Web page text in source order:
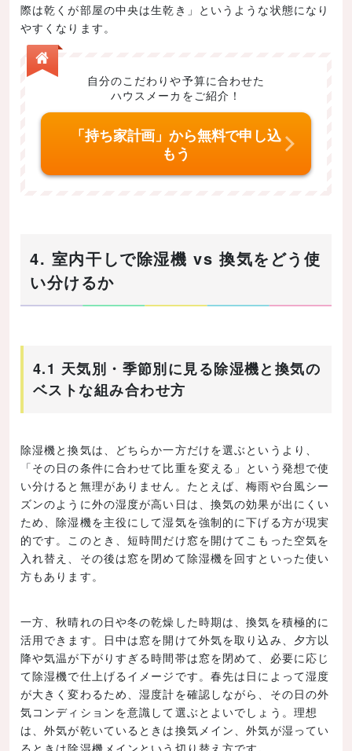
際は乾くが部屋の中央は生乾き」というような状態になり
やすくなります。
自分のこだわりや予算に合わせた
ハウスメーカをご紹介！
「持ち家計画」から無料で申し込
もう
4. 室内干しで除湿機 vs 換気をどう使
い分けるか
4.1 天気別・季節別に見る除湿機と換気の
ベストな組み合わせ方
除湿機と換気は、どちらか一方だけを選ぶというより、
「その日の条件に合わせて比重を変える」という発想で使
い分けると無理がありません。たとえば、梅雨や台風シー
ズンのように外の湿度が高い日は、換気の効果が出にくい
ため、除湿機を主役にして湿気を強制的に下げる方が現実
的です。このとき、短時間だけ窓を開けてこもった空気を
入れ替え、その後は窓を閉めて除湿機を回すといった使い
方もあります。
一方、秋晴れの日や冬の乾燥した時期は、換気を積極的に
活用できます。日中は窓を開けて外気を取り込み、夕方以
降や気温が下がりすぎる時間帯は窓を閉めて、必要に応じ
て除湿機で仕上げるイメージです。春先は日によって湿度
が大きく変わるため、湿度計を確認しながら、その日の外
気コンディションを意識して選ぶとよいでしょう。理想
は、外気が乾いているときは換気メイン、外気が湿ってい
るときは除湿機メインという切り替え方です。